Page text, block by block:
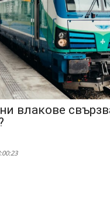
влакове